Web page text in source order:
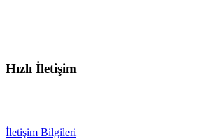
Hızlı İletişim
İletişim Bilgileri